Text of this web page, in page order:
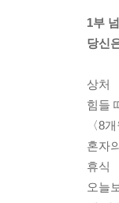
1부
당신
상처
힘들
〈8
혼자
휴식
오늘